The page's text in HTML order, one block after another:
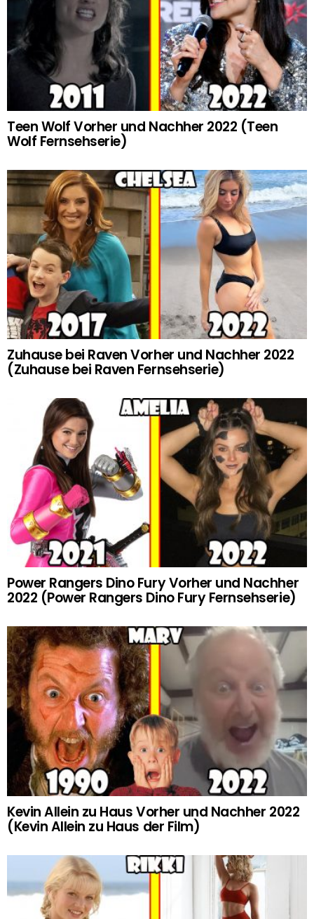
Teen Wolf Vorher und Nachher 2022 (Teen
Wolf Fernsehserie)
Zuhause bei Raven Vorher und Nachher 2022
(Zuhause bei Raven Fernsehserie)
Power Rangers Dino Fury Vorher und Nachher
2022 (Power Rangers Dino Fury Fernsehserie)
Kevin Allein zu Haus Vorher und Nachher 2022
(Kevin Allein zu Haus der Film)